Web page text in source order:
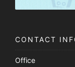
CONTACT
Office